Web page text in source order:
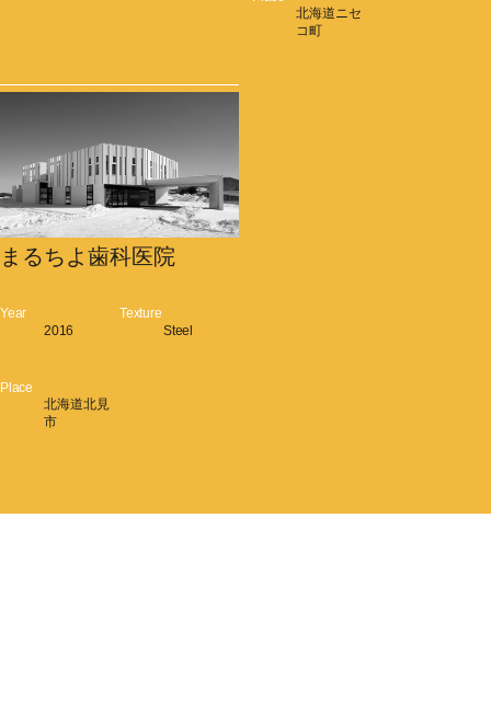
北海道ニセ
コ町
まるちよ歯科医院
Year
2016
Texture
Steel
Place
北海道北見
市